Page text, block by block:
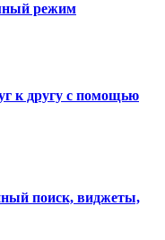
режим
к другу с помощью
поиск, виджеты,